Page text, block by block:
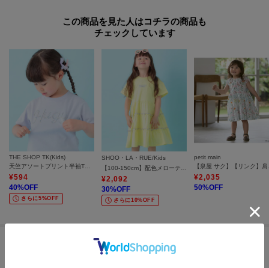
この商品を見た人はコチラの商品も
チェックしています
THE SHOP TK(Kids)
天竺アソートプリント半袖Tシャツ 幾何学アート、スパンコール、飛行機
¥594
40%OFF
さらに5%OFF
SHOO・LA・RUE/Kids
【100-150cm】配色メローティアードワンピース
¥2,092
30%OFF
さらに10%OFF
petit main
【泉屋
¥2,035
50%OFF
セールアイテムからのおすすめ